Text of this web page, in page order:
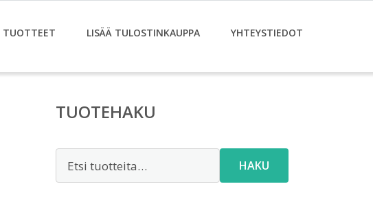
TUOTTEET LISÄÄ TULOSTINKAUPPA YHTEYSTIEDOT
TUOTEHAKU
HAKU